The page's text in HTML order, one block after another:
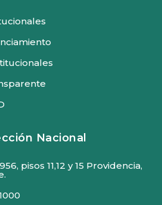
Nacional
pisos 11,12 y 15 Providencia,